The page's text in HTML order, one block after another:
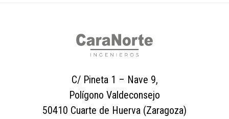
C/ Pineta 1 – Nave 9,
Polígono Valdeconsejo
50410 Cuarte de Huerva (Zaragoza)